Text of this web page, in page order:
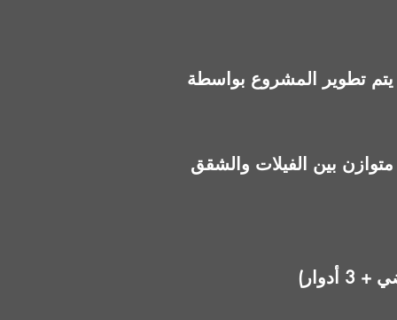
يتم تطوير المشروع بواسطة Gates Development، وهي شركة تعمل على تطوير مشروعات سكنية وتجارية حديثة